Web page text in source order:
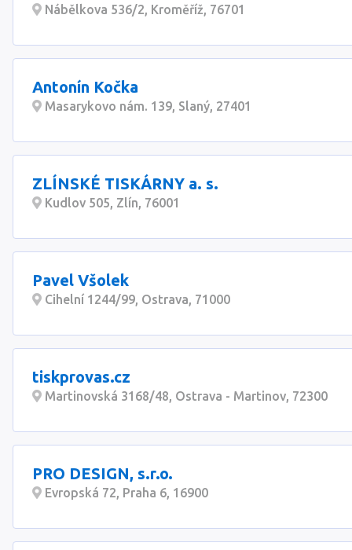
Nábělkova 536/2, Kroměříž, 76701
Antonín Kočka
Masarykovo nám. 139, Slaný, 27401
ZLÍNSKÉ TISKÁRNY a. s.
Kudlov 505, Zlín, 76001
Pavel Všolek
Cihelní 1244/99, Ostrava, 71000
tiskprovas.cz
Martinovská 3168/48, Ostrava - Martinov, 72300
PRO DESIGN, s.r.o.
Evropská 72, Praha 6, 16900